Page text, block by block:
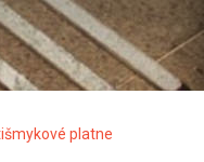
platne